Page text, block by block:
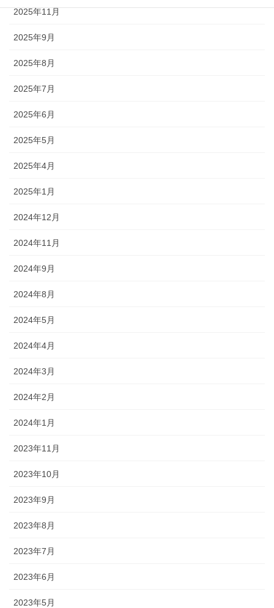
2025年11月
2025年9月
2025年8月
2025年7月
2025年6月
2025年5月
2025年4月
2025年1月
2024年12月
2024年11月
2024年9月
2024年8月
2024年5月
2024年4月
2024年3月
2024年2月
2024年1月
2023年11月
2023年10月
2023年9月
2023年8月
2023年7月
2023年6月
2023年5月